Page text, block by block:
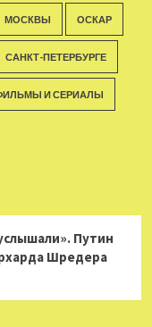
МОСКВЫ ОСКАР
САНКТ-ПЕТЕРБУРГЕ
И СЕРИАЛЫ
Путин
Шредера